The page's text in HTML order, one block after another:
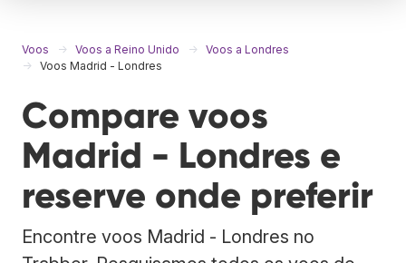
Voos Voos a Reino Unido
Voos a Londres
Voos Madrid - Londres
Compare voos
Madrid - Londres e
reserve onde preferir
Encontre voos Madrid - Londres no